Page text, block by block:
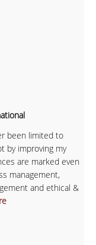
been limited to
by improving my
are marked even
management,
and ethical &